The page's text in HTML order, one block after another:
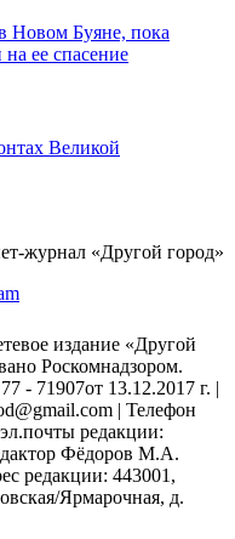
Новом Буяне, пока
ее спасение
Великой
журнал «Другой город»
издание «Другой
Роскомнадзором.
- 71907от 13.12.2017 г. |
| Телефон
редакции:
Фёдоров М.А.
редакции: 443001,
Ярмарочная, д.